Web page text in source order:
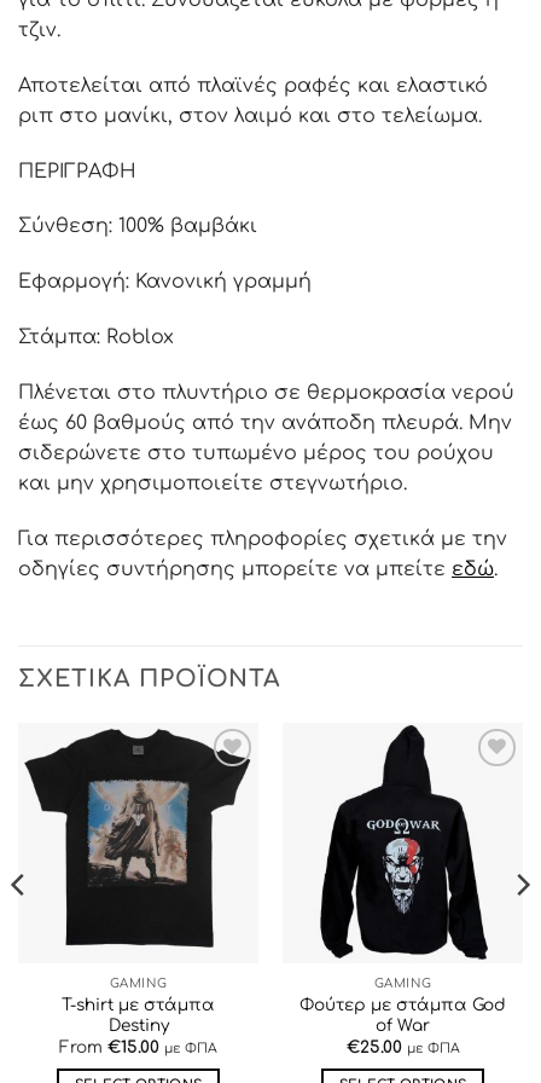
τζιν.
Αποτελείται από πλαϊνές ραφές και ελαστικό
ριπ στο μανίκι, στον λαιμό και στο τελείωμα.
ΠΕΡΙΓΡΑΦΗ
Σύνθεση: 100% βαμβάκι
Εφαρμογή: Κανονική γραμμή
Στάμπα: Roblox
Πλένεται στο πλυντήριο σε θερμοκρασία νερού
έως 60 βαθμούς από την ανάποδη πλευρά. Μην
σιδερώνετε στο τυπωμένο μέρος του ρούχου
και μην χρησιμοποιείτε στεγνωτήριο.
Για περισσότερες πληροφορίες σχετικά με την
οδηγίες συντήρησης μπορείτε να μπείτε εδώ.
ΣΧΕΤΙΚΆ ΠΡΟΪΌΝΤΑ
ΠΡΟΣΘΉΚΗ
ΣΤΗΝ ΛΊΣΤΑ
ΕΠΙΘΥΜΙΏΝ
GAMING
T-shirt με στάμπα
Destiny
From €15.00 με ΦΠΑ
ΠΡΟΣΘΉΚΗ
ΣΤΗΝ ΛΊΣΤΑ
ΕΠΙΘΥΜΙΏΝ
GAMING
Φούτερ με στάμπα God
of War
€25.00 με ΦΠΑ